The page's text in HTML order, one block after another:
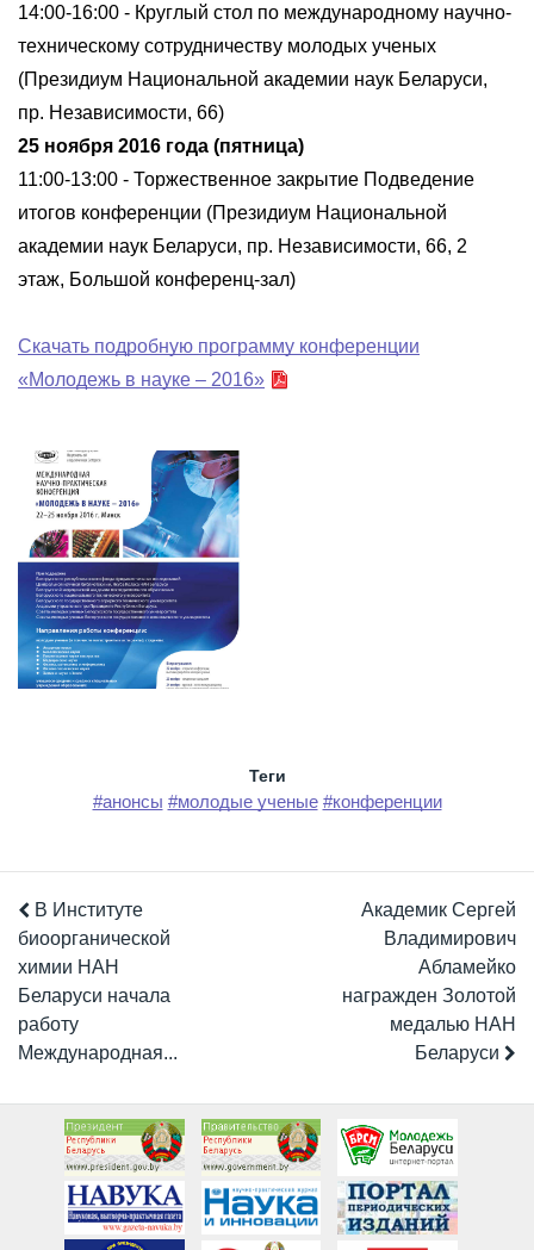
14:00-16:00 - Круглый стол по международному научно-
техническому сотрудничеству молодых ученых
(Президиум Национальной академии наук Беларуси,
пр. Независимости, 66)
25 ноября 2016 года (пятница)
11:00-13:00 - Торжественное закрытие Подведение
итогов конференции (Президиум Национальной
академии наук Беларуси, пр. Независимости, 66, 2
этаж, Большой конференц-зал)
Скачать подробную программу конференции
«Молодежь в науке – 2016»
Теги
#анонсы #молодые ученые #конференции
В Институте
биоорганической
химии НАН
Беларуси начала
работу
Международная...
Академик Сергей
Владимирович
Абламейко
награжден Золотой
медалью НАН
Беларуси